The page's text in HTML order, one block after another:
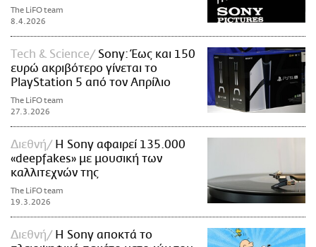
The LiFO team
8.4.2026
Τech & Science
Sony: Έως και 150
ευρώ ακριβότερο γίνεται το
PlayStation 5 από τον Απρίλιο
The LiFO team
27.3.2026
Διεθνή
Η Sony αφαιρεί 135.000
«deepfakes» με μουσική των
καλλιτεχνών της
The LiFO team
19.3.2026
Διεθνή
Η Sony αποκτά το